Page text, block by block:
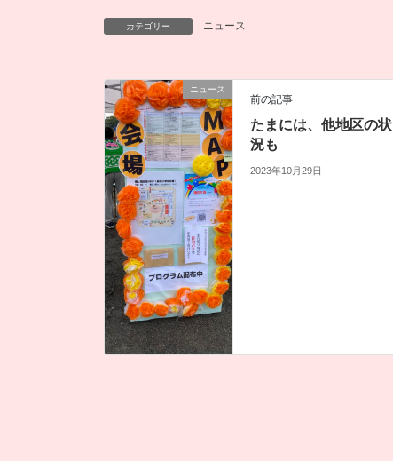
カテゴリー ニュース
ニュース
前の記事
たまには、他地区の状
況も
2023年10月29日